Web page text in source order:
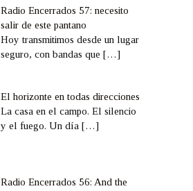
Radio Encerrados 57: necesito
salir de este pantano
Hoy transmitimos desde un lugar
seguro, con bandas que[…]
El horizonte en todas direcciones
La casa en el campo. El silencio
y el fuego. Un día[…]
Radio Encerrados 56: And the